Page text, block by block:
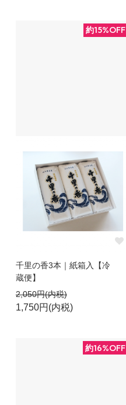
約15%OFF
千里の香3本｜紙箱入【冷
蔵便】
2,050円(内税)
1,750円(内税)
約16%OFF